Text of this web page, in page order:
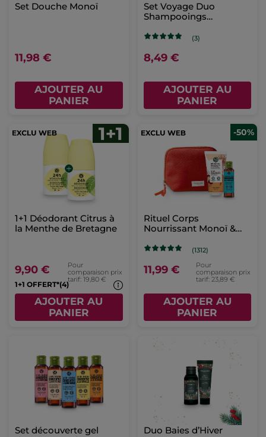
Set Douche Monoï
11,98 €
AJOUTER AU
PANIER
Set Voyage Duo
Shampooings
(3)
8,49 €
AJOUTER AU
PANIER
1+1 Déodorant Citrus à
la Menthe de Bretagne
9,90 €
Pour
comparaison prix
tarif: 19,80 €
1+1 OFFERT*(4)
AJOUTER AU
PANIER
-50%
Rituel Corps
Nourrissant Monoï &
(1312)
11,99 €
Pour
comparaison prix
tarif: 23,89 €
AJOUTER AU
PANIER
Set découverte gel
Duo Baies d’Hiver